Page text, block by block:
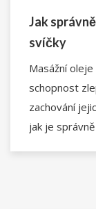
Jak
svíčky
Masážní
schopnost
zachování
jak je